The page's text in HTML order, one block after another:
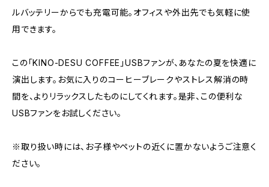
ルバッテリーからでも充電可能。オフィスや外出先でも気軽に使
用できます。
この「KINO-DESU COFFEE」USBファンが、あなたの夏を快適に
演出します。お気に入りのコーヒーブレークやストレス解消の時
間を、よりリラックスしたものにしてくれます。是非、この便利な
USBファンをお試しください。
※取り扱い時には、お子様やペットの近くに置かないようご注意く
ださい。